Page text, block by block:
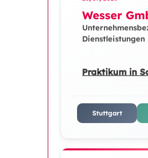
Wesser
Dienstleistungen
Praktikum in
Stuttgart